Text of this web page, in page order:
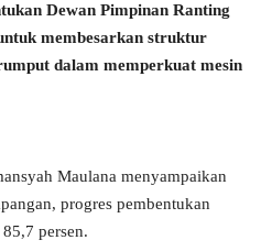
Dewan Pimpinan Ranting
membesarkan struktur
dalam memperkuat mesin
Maulana menyampaikan
progres pembentukan
persen.